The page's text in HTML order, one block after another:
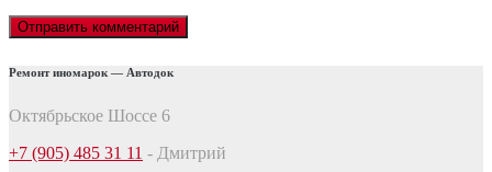
Ремонт иномарок — Автодок
Октябрьское Шоссе 6
+7 (905) 485 31 11 - Дмитрий